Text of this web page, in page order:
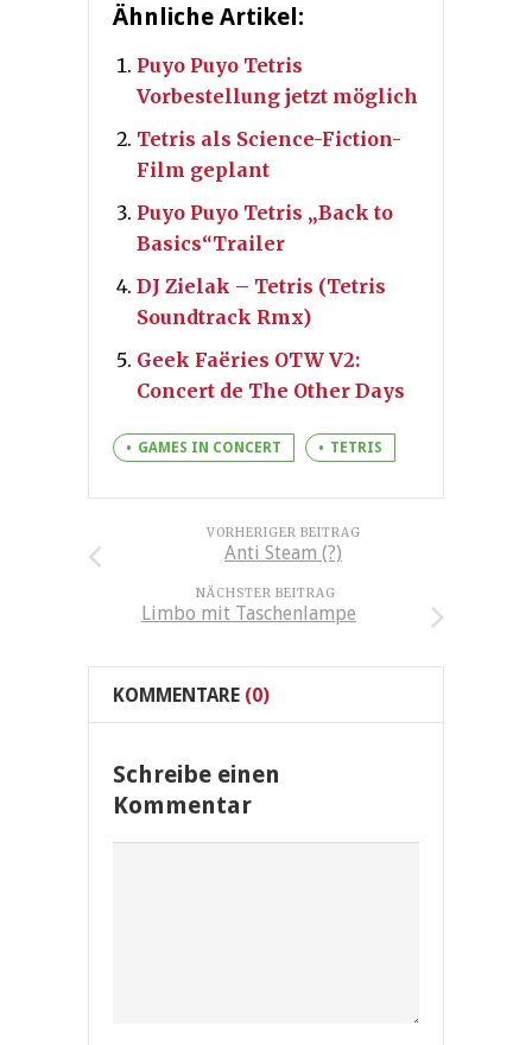
Ähnliche Artikel:
Puyo Puyo Tetris
Vorbestellung jetzt möglich
Tetris als Science-Fiction-
Film geplant
Puyo Puyo Tetris „Back to
Basics“Trailer
DJ Zielak – Tetris (Tetris
Soundtrack Rmx)
Geek Faëries OTW V2:
Concert de The Other Days
GAMES IN CONCERT TETRIS
VORHERIGER BEITRAG
Anti Steam (?)
NÄCHSTER BEITRAG
Limbo mit Taschenlampe
KOMMENTARE (0)
Schreibe einen
Kommentar